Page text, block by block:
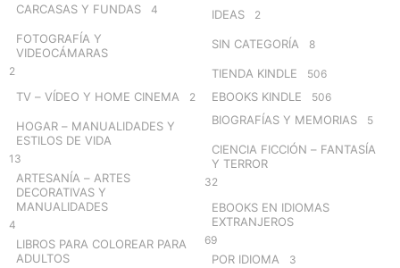
CARCASAS Y FUNDAS 4
FOTOGRAFÍA Y
VIDEOCÁMARAS
2
TV – VÍDEO Y HOME CINEMA 2
HOGAR – MANUALIDADES Y
ESTILOS DE VIDA
13
ARTESANÍA – ARTES
DECORATIVAS Y
MANUALIDADES
4
LIBROS PARA COLOREAR PARA
ADULTOS
IDEAS 2
SIN CATEGORÍA 8
TIENDA KINDLE 506
EBOOKS KINDLE 506
BIOGRAFÍAS Y MEMORIAS 5
CIENCIA FICCIÓN – FANTASÍA
Y TERROR
32
EBOOKS EN IDIOMAS
EXTRANJEROS
69
POR IDIOMA 3